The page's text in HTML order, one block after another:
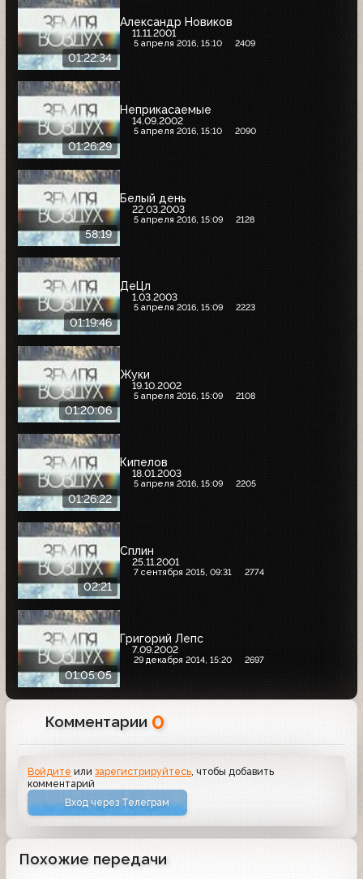
01:22:34
Александр Новиков
11.11.2001
5 апреля 2016, 15:10 2409
01:26:29
Неприкасаемые
14.09.2002
5 апреля 2016, 15:10 2090
58:19
Белый день
22.03.2003
5 апреля 2016, 15:09 2128
01:19:46
ДеЦл
1.03.2003
5 апреля 2016, 15:09 2223
01:20:06
Жуки
19.10.2002
5 апреля 2016, 15:09 2108
01:26:22
Кипелов
18.01.2003
5 апреля 2016, 15:09 2205
02:21
Сплин
25.11.2001
7 сентября 2015, 09:31 2774
01:05:05
Григорий Лепс
7.09.2002
29 декабря 2014, 15:20 2697
Комментарии 0
Войдите илизарегистрируйтесь, чтобы добавить
комментарий
Вход через Телеграм
Похожие передачи